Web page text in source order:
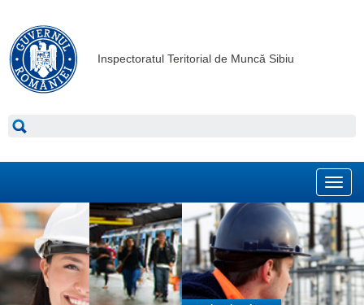
Inspectoratul Teritorial de Muncă Sibiu